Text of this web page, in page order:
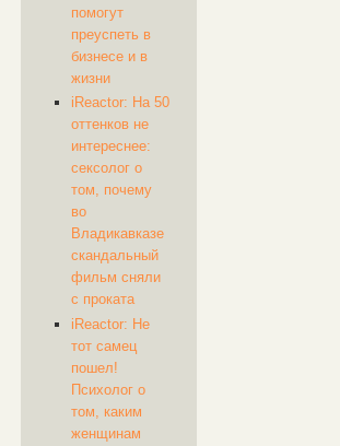
помогут
преуспеть в
бизнесе и в
жизни
iReactor: На 50
оттенков не
интереснее:
сексолог о
том, почему
во
Владикавказе
скандальный
фильм сняли
с проката
iReactor: Не
тот самец
пошел!
Психолог о
том, каким
женщинам